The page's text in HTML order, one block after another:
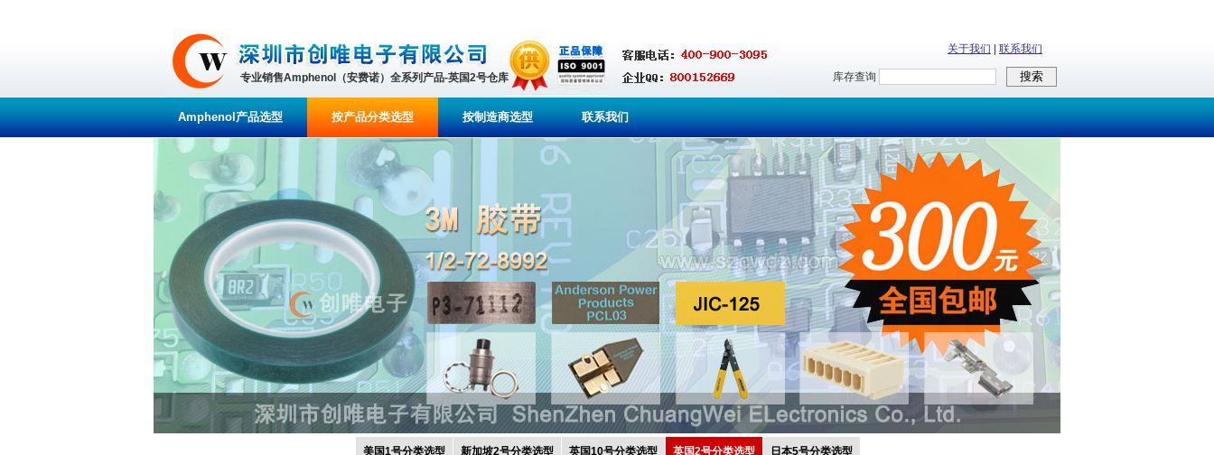
专业销售Amphenol（安费诺）全系列产品-英国2号仓库
关于我们 联系我们
库存查询
Amphenol产品选型 按产品分类选型 按制造商选型 联系我们
美国1号分类选型 新加坡2号分类选型 英国10号分类选型 英国2号分类选型 日本5号分类选型